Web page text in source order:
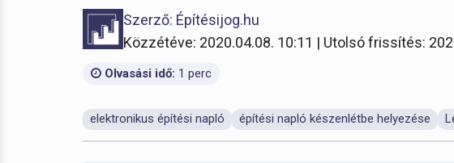
Szerző: Építésijog.hu
Közzétéve: 2020.04.08. 10:11 | Utolsó frissítés:
Olvasási idő: 1 perc
elektronikus építési napló építési napló készenlétbe helyezése